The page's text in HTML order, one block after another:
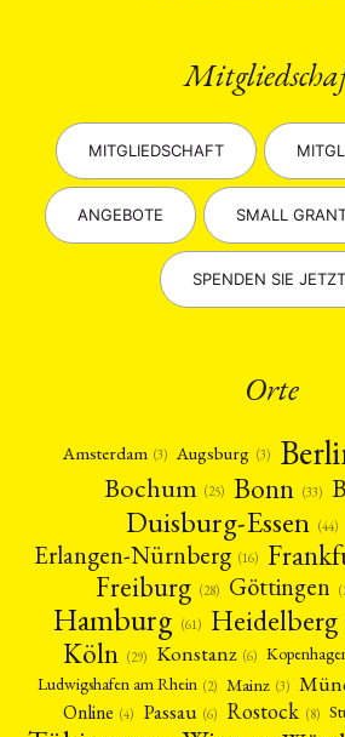
MITGLIEDSCHAFT
ANGEBOTE SMALL
SPENDEN SIE
Orte
Amsterdam (3) Augsburg (3)
Bochum (25) Bonn (33)
Duisburg-Essen (44)
Erlangen-Nürnberg (16)
Freiburg (28) Göttingen
Hamburg (61) Heidelberg
Köln (29) Konstanz (6)
Ludwigshafen am Rhein (2) Mainz (3)
Online (4) Passau (6) Rostock (8)